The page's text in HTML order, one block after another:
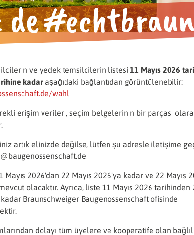
gereken her şey.
ve yedek temsilcilerin listesi 11 Mayıs 2026
kadar aşağıdaki bağlantıdan görüntülenebilir:
wahl
erişim verileri, seçim belgelerinin bir parçası
artık elinizde değilse, lütfen şu adresle iletişime
Mayıs 2026'dan 22 Mayıs 2026'ya kadar ve 22 Mayıs
olacaktır. Ayrıca, liste 11 Mayıs 2026 tarihinden
Braunschweiger Baugenossenschaft ofisinde
dolayı tüm üyelere ve kooperatife olan